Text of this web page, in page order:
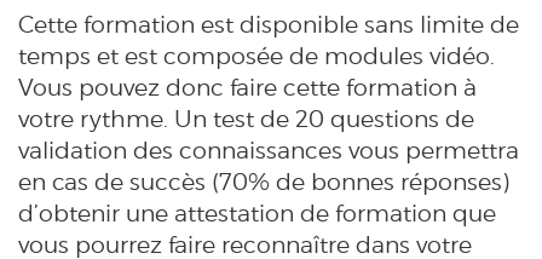
Cette formation est disponible sans limite de
temps et est composée de modules vidéo.
Vous pouvez donc faire cette formation à
votre rythme. Un test de 20 questions de
validation des connaissances vous permettra
en cas de succès (70% de bonnes réponses)
d’obtenir une attestation de formation que
vous pourrez faire reconnaître dans votre